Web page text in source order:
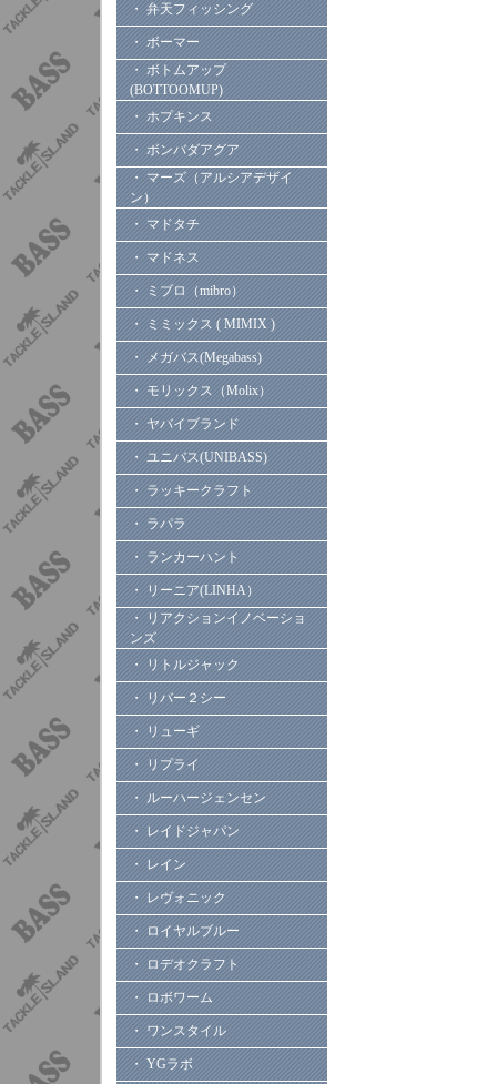
・ 弁天フィッシング
・ ボーマー
・ ボトムアップ
(BOTTOOMUP)
・ ホプキンス
・ ボンバダアグア
・ マーズ（アルシアデザイ
ン）
・ マドタチ
・ マドネス
・ ミブロ（mibro）
・ ミミックス ( MIMIX )
・ メガバス(Megabass)
・ モリックス（Molix）
・ ヤバイブランド
・ ユニバス(UNIBASS)
・ ラッキークラフト
・ ラパラ
・ ランカーハント
・ リーニア(LINHA）
・ リアクションイノベーショ
ンズ
・ リトルジャック
・ リバー２シー
・ リューギ
・ リプライ
・ ルーハージェンセン
・ レイドジャパン
・ レイン
・ レヴォニック
・ ロイヤルブルー
・ ロデオクラフト
・ ロボワーム
・ ワンスタイル
・ YGラボ